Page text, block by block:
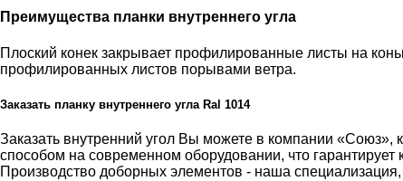
Преимущества планки внутреннего угла
Плоский конек закрывает профилированные листы на
профилированных листов порывами ветра.
Заказать планку внутреннего угла Ral 1014
Заказать внутренний угол Вы можете в компании
способом на современном оборудовании, что
Производство доборных элементов - наша